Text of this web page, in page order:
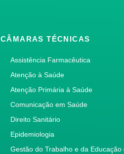
CÂMARAS TÉCNICAS
Assistência Farmacêutica
Atenção à Saúde
Atenção Primária à Saúde
Comunicação em Saúde
Direito Sanitário
Epidemiologia
Gestão do Trabalho e da Educação